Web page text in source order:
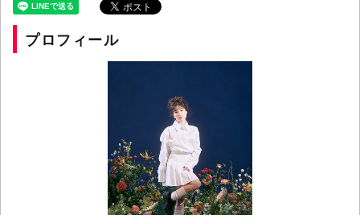
プロフィール